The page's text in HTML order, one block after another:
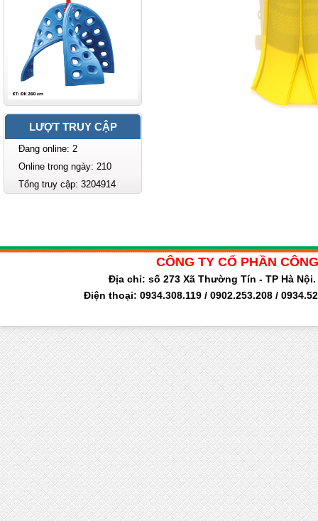
LƯỢT TRUY CẬP
Đang online: 2
Online trong ngày: 210
Tổng truy cập: 3204914
CÔNG TY CỔ PHẦN
Địa chỉ: số 273 Xã Thường Tín - TP Hà
Điện thoại: 0934.308.119 / 0902.253.208 /